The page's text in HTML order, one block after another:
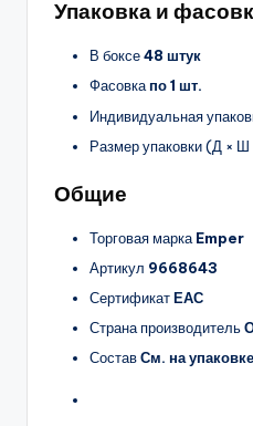
Упаковка и
В боксе48 штук
Фасовкапо 1 шт.
Индивидуальная
Размер упаковки (Д ×
Общие
Торговая марка Emper
Артикул 9668643
СертификатЕАС
Страна производитель
СоставСм. на упаковке